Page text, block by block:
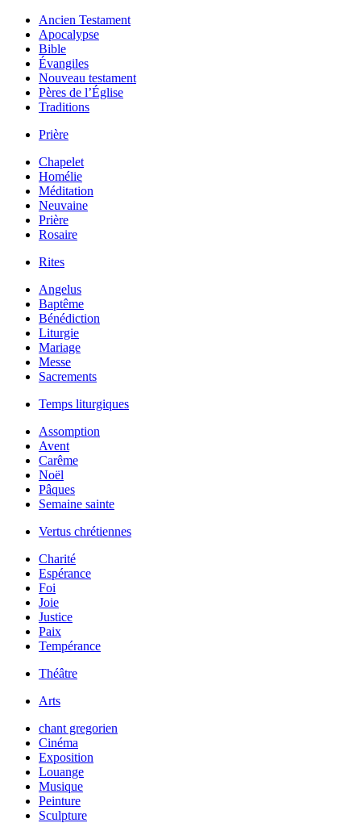
Ancien Testament
Apocalypse
Bible
Évangiles
Nouveau testament
Pères de l’Église
Traditions
Prière
Chapelet
Homélie
Méditation
Neuvaine
Prière
Rosaire
Rites
Angelus
Baptême
Bénédiction
Liturgie
Mariage
Messe
Sacrements
Temps liturgiques
Assomption
Avent
Carême
Noël
Pâques
Semaine sainte
Vertus chrétiennes
Charité
Espérance
Foi
Joie
Justice
Paix
Tempérance
Théâtre
Arts
chant gregorien
Cinéma
Exposition
Louange
Musique
Peinture
Sculpture